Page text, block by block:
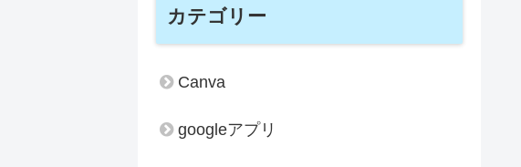
カテゴリー
Canva
googleアプリ